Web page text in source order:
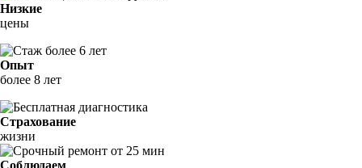
Низкие
цены
Опыт
более 8 лет
Страхование
жизни
Соблюдаем